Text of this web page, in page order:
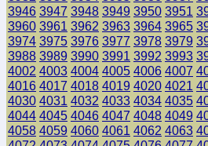
3946 3947 3948 3949 3950 3951
3960 3961 3962 3963 3964 3965
3974 3975 3976 3977 3978 3979
3988 3989 3990 3991 3992 3993
4002 4003 4004 4005 4006 4007
4016 4017 4018 4019 4020 4021
4030 4031 4032 4033 4034 4035
4044 4045 4046 4047 4048 4049
4058 4059 4060 4061 4062 4063